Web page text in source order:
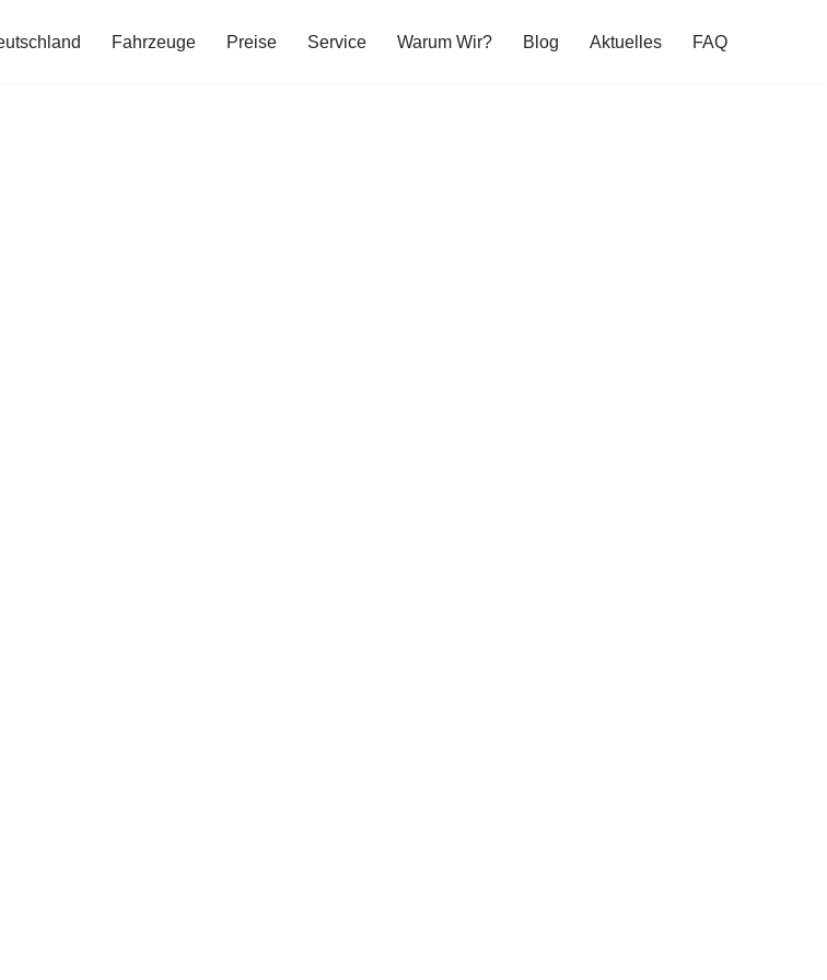
Fahrzeuge Preise Service Warum Wir? Blog Aktuelles FAQ